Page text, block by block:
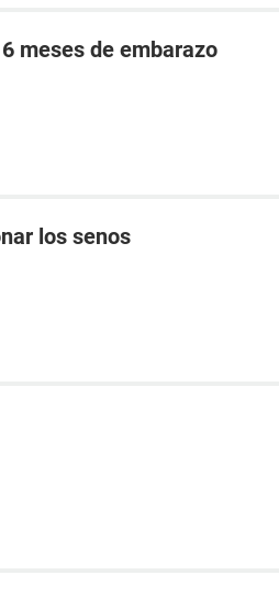
meses de embarazo
los senos